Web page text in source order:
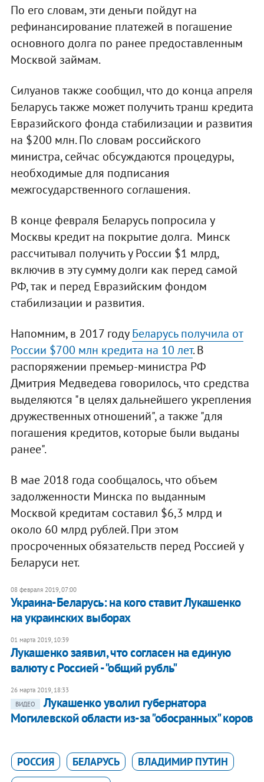
По его словам, эти деньги пойдут на
рефинансирование платежей в погашение
основного долга по ранее предоставленным
Москвой займам.
Силуанов также сообщил, что до конца апреля
Беларусь также может получить транш кредита
Евразийского фонда стабилизации и развития
на $200 млн. По словам российского
министра, сейчас обсуждаются процедуры,
необходимые для подписания
межгосударственного соглашения.
В конце февраля Беларусь попросила у
Москвы кредит на покрытие долга. Минск
рассчитывал получить у России $1 млрд,
включив в эту сумму долги как перед самой
РФ, так и перед Евразийским фондом
стабилизации и развития.
Напомним, в 2017 годуБеларусь получила от
России $700 млн кредита на 10 лет. В
распоряжении премьер-министра РФ
Дмитрия Медведева говорилось, что средства
выделяются "в целях дальнейшего укрепления
дружественных отношений", а также "для
погашения кредитов, которые были выданы
ранее".
В мае 2018 года сообщалось, что объем
задолженности Минска по выданным
Москвой кредитам составил $6,3 млрд и
около 60 млрд рублей. При этом
просроченных обязательств перед Россией у
Беларуси нет.
08 февраля 2019, 07:00
Украина-Беларусь: на кого ставит Лукашенко
на украинских выборах
01 марта 2019, 10:39
​Лукашенко заявил, что согласен на единую
валюту с Россией - "общий рубль"
26 марта 2019, 18:33
ВИДЕО
Лукашенко уволил губернатора
Могилевской области из-за "обосранных" коров
РОССИЯ БЕЛАРУСЬ
ВЛАДИМИР ПУТИН